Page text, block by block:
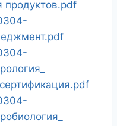
продуктов.pdf